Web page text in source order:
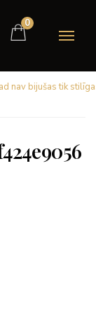
0
nav bijušas tik